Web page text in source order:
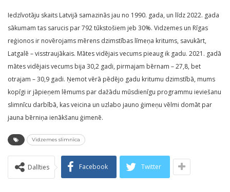
Iedzīvotāju skaits Latvijā samazinās jau no 1990. gada, un līdz 2022. gada
sākumam tas sarucis par 792 tūkstošiem jeb 30%. Vidzemes un Rīgas
reģionos ir novērojams mērens dzimstības līmeņa kritums, savukārt,
Latgalē – visstraujākais. Mātes vidējais vecums pieaug ik gadu. 2021. gadā
mātes vidējais vecums bija 30,2 gadi, pirmajam bērnam – 27,8, bet
otrajam – 30,9 gadi. Ņemot vērā pēdējo gadu kritumu dzimstībā, mums
kopīgi ir jāpieņem lēmums par dažādu mūsdienīgu programmu ieviešanu
slimnīcu darbībā, kas veicina un uzlabo jauno ģimeņu vēlmi domāt par
jauna bērniņa ienākšanu ģimenē.
Vidzemes slimnīca
Dalīties Facebook Twitter